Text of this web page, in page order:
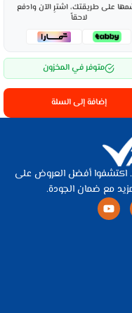
على طريقتك، اشترِ الآن وادفع
لاحقاً
متوفر في المخزون
إضافة إلى السلة
اكتشفوا أفضل العروض على
مع ضمان الجودة.